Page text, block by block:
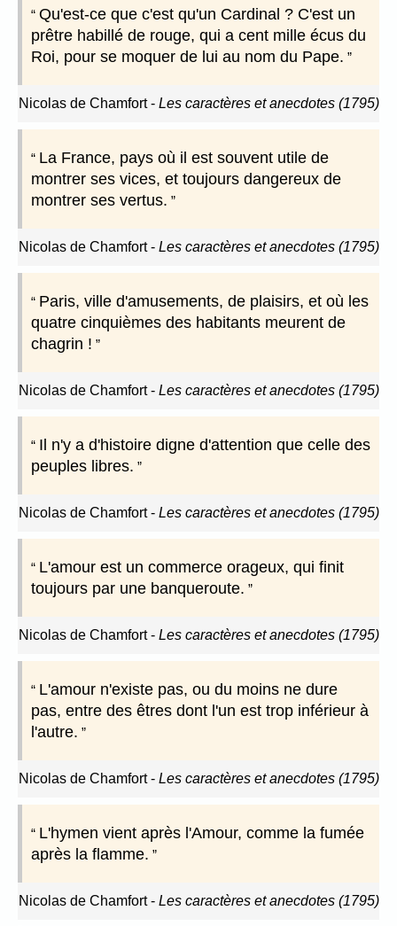
Qu'est-ce que c'est qu'un Cardinal ? C'est un
prêtre habillé de rouge, qui a cent mille écus du
Roi, pour se moquer de lui au nom du Pape.
Nicolas de Chamfort- Les caractères et anecdotes (1795)
La France, pays où il est souvent utile de
montrer ses vices, et toujours dangereux de
montrer ses vertus.
Nicolas de Chamfort- Les caractères et anecdotes (1795)
Paris, ville d'amusements, de plaisirs, et où les
quatre cinquièmes des habitants meurent de
chagrin !
Nicolas de Chamfort- Les caractères et anecdotes (1795)
Il n'y a d'histoire digne d'attention que celle des
peuples libres.
Nicolas de Chamfort- Les caractères et anecdotes (1795)
L'amour est un commerce orageux, qui finit
toujours par une banqueroute.
Nicolas de Chamfort- Les caractères et anecdotes (1795)
L'amour n'existe pas, ou du moins ne dure
pas, entre des êtres dont l'un est trop inférieur à
l'autre.
Nicolas de Chamfort- Les caractères et anecdotes (1795)
L'hymen vient après l'Amour, comme la fumée
après la flamme.
Nicolas de Chamfort- Les caractères et anecdotes (1795)